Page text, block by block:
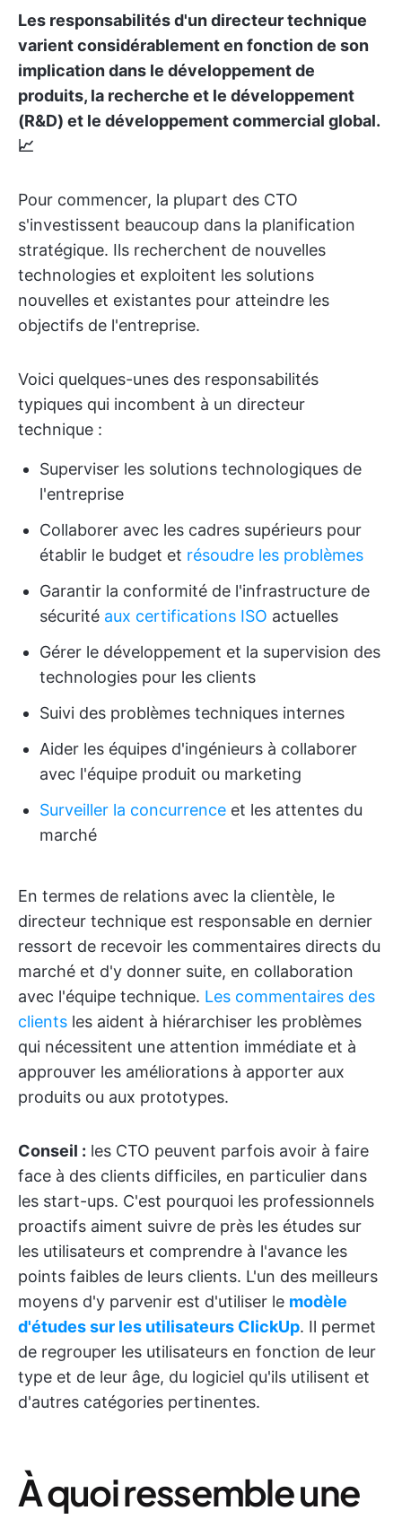
Les responsabilités d'un directeur technique
varient considérablement en fonction de son
implication dans le développement de
produits, la recherche et le développement
(R&D) et le développement commercial global.
📈
Pour commencer, la plupart des CTO
s'investissent beaucoup dans la planification
stratégique. Ils recherchent de nouvelles
technologies et exploitent les solutions
nouvelles et existantes pour atteindre les
objectifs de l'entreprise.
Voici quelques-unes des responsabilités
typiques qui incombent à un directeur
technique :
Superviser les solutions technologiques de
l'entreprise
Collaborer avec les cadres supérieurs pour
établir le budget et résoudre les problèmes
Garantir la conformité de l'infrastructure de
sécurité aux certifications ISO actuelles
Gérer le développement et la supervision des
technologies pour les clients
Suivi des problèmes techniques internes
Aider les équipes d'ingénieurs à collaborer
avec l'équipe produit ou marketing
Surveiller la concurrence et les attentes du
marché
En termes de relations avec la clientèle, le
directeur technique est responsable en dernier
ressort de recevoir les commentaires directs du
marché et d'y donner suite, en collaboration
avec l'équipe technique. Les commentaires des
clients les aident à hiérarchiser les problèmes
qui nécessitent une attention immédiate et à
approuver les améliorations à apporter aux
produits ou aux prototypes.
Conseil : les CTO peuvent parfois avoir à faire
face à des clients difficiles, en particulier dans
les start-ups. C'est pourquoi les professionnels
proactifs aiment suivre de près les études sur
les utilisateurs et comprendre à l'avance les
points faibles de leurs clients. L'un des meilleurs
moyens d'y parvenir est d'utiliser le modèle
d'études sur les utilisateurs ClickUp. Il permet
de regrouper les utilisateurs en fonction de leur
type et de leur âge, du logiciel qu'ils utilisent et
d'autres catégories pertinentes.
À quoi ressemble une